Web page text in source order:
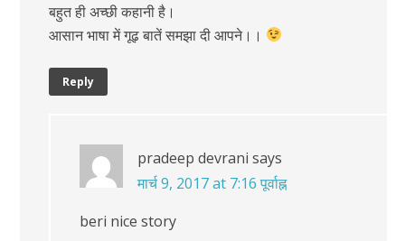
बहुत ही अच्छी कहानी है।
आसान भाषा में गूढ़ बातें समझा दी आपने।।
Reply
pradeep devrani says
मार्च 9, 2017 at 7:16 पूर्वाह्न
beri nice story